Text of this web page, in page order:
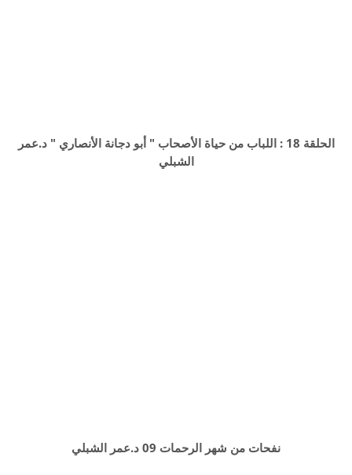
الحلقة 18 : اللباب من حياة الأصحاب " أبو دجانة الأنصاري " د.عمر
الشبلي
نفحات من شهر الرحمات 09 د.عمر الشبلي